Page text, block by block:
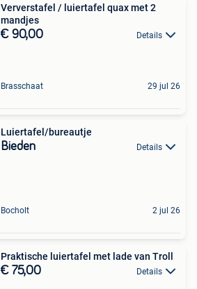
Ververstafel / luiertafel quax met 2
mandjes
€ 90,00 Details
Brasschaat 29 jul 26
Luiertafel/bureautje
Bieden Details
Bocholt 2 jul 26
Praktische luiertafel met lade van Troll
€ 75,00 Details